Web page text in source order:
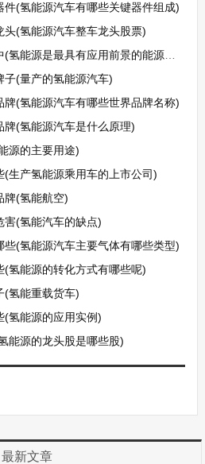
(氢能源汽车有哪些关键器件组成)
(氢能源汽车整车龙头股票)
能源是最具有应用前景的能源之一)
子(量产的氢能源汽车)
(氢能源汽车有哪些世界品牌名称)
(氢能源汽车是什么原理)
源的主要用途)
生产氢能源乘用车的上市公司)
牌(氢能航空)
害(氢能汽车的缺点)
(氢能源汽车主要气体有哪些类型)
氢能源的转化方式有哪些呢)
(氢能重载货车)
(氢能源的应用实例)
能源的龙头股是哪些股)
最新文章